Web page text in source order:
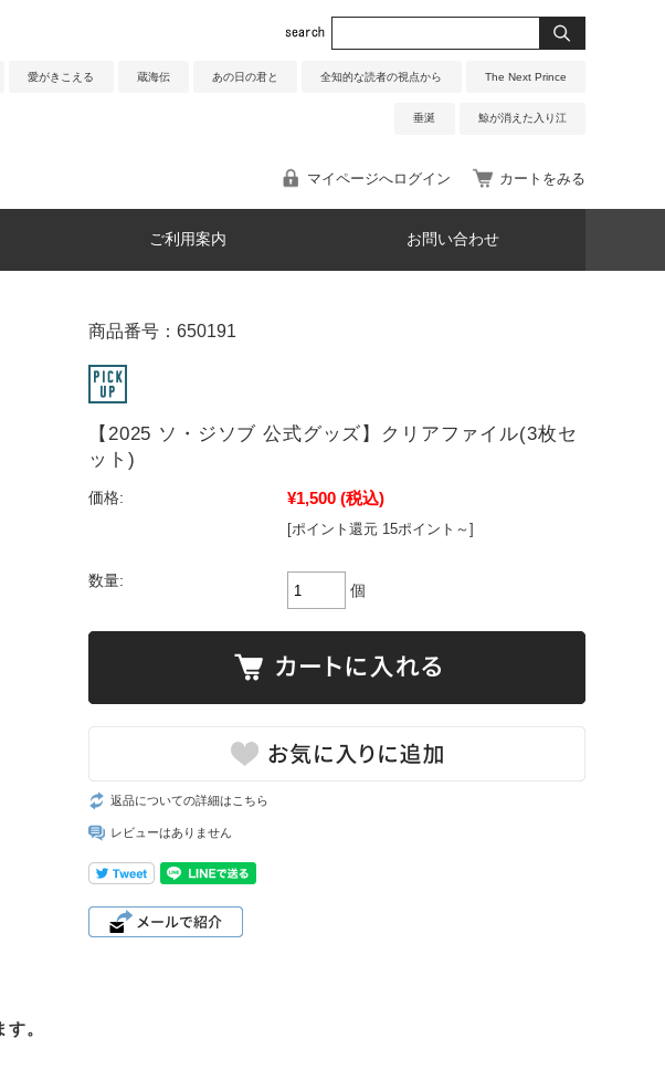
愛がきこえる 蔵海伝 あの日の君と 全知的な読者の視点から The Next Prince
垂涎 鯨が消えた入り江
マイページへログイン カートをみる
ご利用案内 お問い合わせ
商品番号：650191
【2025 ソ・ジソブ 公式グッズ】クリアファイル(3枚セ
ット)
価格: ¥1,500 (税込)
[ポイント還元 15ポイント～]
数量:
個
返品についての詳細はこちら
レビューはありません
。